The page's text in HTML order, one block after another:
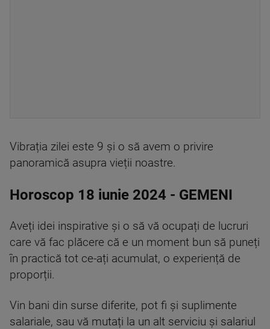
Vibrația zilei este 9 și o să avem o privire
panoramică asupra vieții noastre.
Horoscop 18 iunie 2024 - GEMENI
Aveți idei inspirative și o să vă ocupați de lucruri
care vă fac plăcere că e un moment bun să puneți
în practică tot ce-ați acumulat, o experiență de
proporții.
Vin bani din surse diferite, pot fi și suplimente
salariale, sau vă mutați la un alt serviciu și salariul